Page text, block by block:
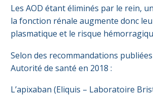
Les AOD étant éliminés par le rein,
la fonction rénale augmente donc
plasmatique et le risque
Selon des recommandations
Autorité de santé en 2018 :
L’apixaban (Eliquis – Laboratoire